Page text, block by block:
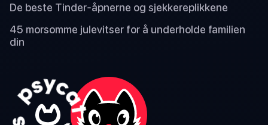
De beste Tinder-åpnerne og sjekkereplikkene
45 morsomme julevitser for å underholde familien
din